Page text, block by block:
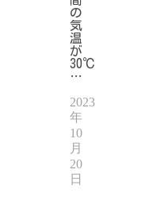
の
気
温
が
30℃
…
2023
年
10
月
20
日